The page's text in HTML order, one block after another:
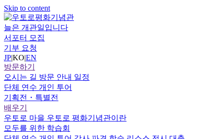
Skip to content
늘은 개관일입니다
서포터 모집
기부 요청
JP|KO|EN
방문하기
오시는 길 방문 안내 일정
단체 연수 개인 투어
기획전・특별전
배우기
우토로 마을 우토로 평화기념관이란
모두를 위한 학습회